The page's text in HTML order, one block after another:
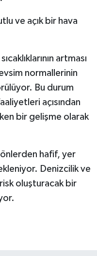
ve açık bir hava
artması
normallerinin
Bu durum
açısından
bir gelişme olarak
hafif, yer
Denizcilik ve
risk oluşturacak bir